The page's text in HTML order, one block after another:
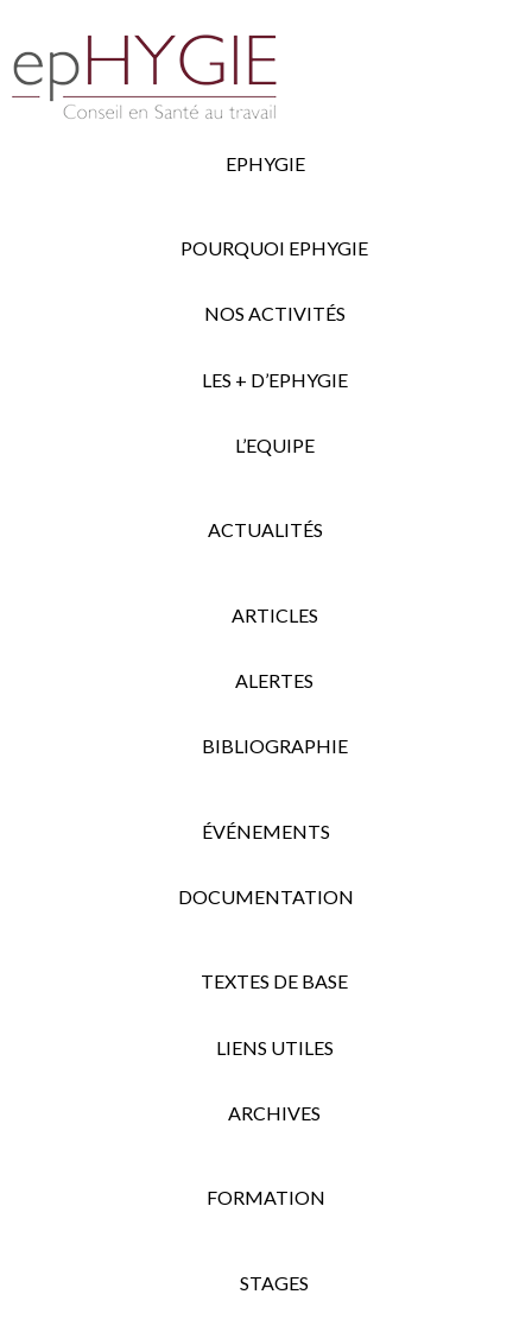
EPHYGIE
POURQUOI EPHYGIE
NOS ACTIVITÉS
LES + D’EPHYGIE
L’EQUIPE
ACTUALITÉS
ARTICLES
ALERTES
BIBLIOGRAPHIE
ÉVÉNEMENTS
DOCUMENTATION
TEXTES DE BASE
LIENS UTILES
ARCHIVES
FORMATION
STAGES